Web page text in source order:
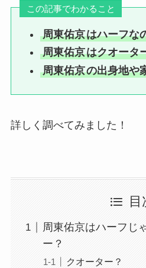
この記事でわかること
周東佑京はハーフな
周東佑京はクオータ
周東佑京の出身地や
詳しく調べてみました！
目
周東佑京はハーフじ
ー？
クオーター？